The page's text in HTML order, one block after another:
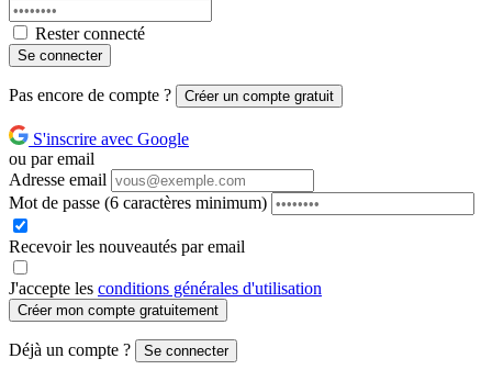
Rester connecté
Se connecter
Pas encore de compte ? Créer un compte gratuit
S'inscrire avec Google
ou par email
Adresse email
Mot de passe (6 caractères minimum)
Recevoir les nouveautés par email
J'accepte les conditions générales d'utilisation
Créer mon compte gratuitement
Déjà un compte ? Se connecter